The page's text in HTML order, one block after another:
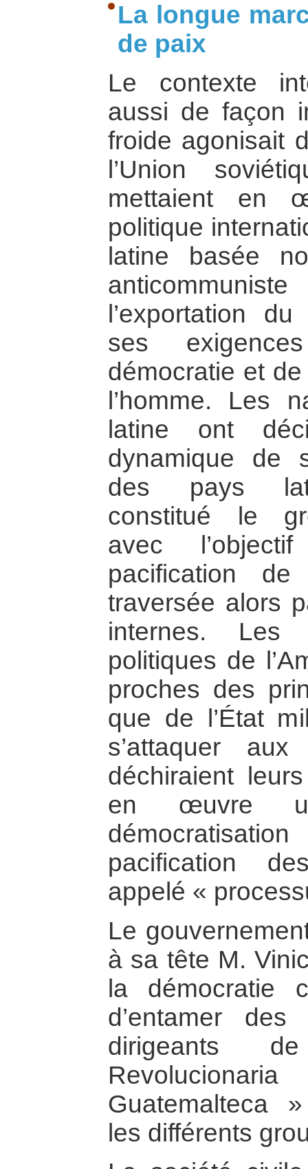
La longue
de paix
Le contexte
aussi de façon
froide agonisait
l’Union
mettaient en
politique
latine basée
l’exportation
ses
démocratie et
l’homme. Les
latine ont
dynamique de
des pays
constitué le
avec
pacification de
traversée alors
internes. Les
politiques de
proches des
que de l’État
s’attaquer
déchiraient
en œuvre
pacification
appelé «
Le
à sa tête M.
la démocratie
d’entamer
dirigeants
Guatemalteca
les différents